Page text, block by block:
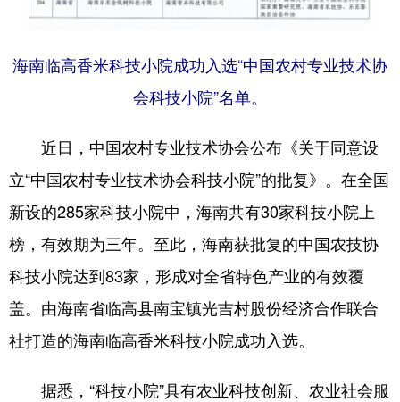
海南临高香米科技小院成功入选“中国农村专业技术协
会科技小院”名单。
近日，中国农村专业技术协会公布《关于同意设
立“中国农村专业技术协会科技小院”的批复》。在全国
新设的285家科技小院中，海南共有30家科技小院上
榜，有效期为三年。至此，海南获批复的中国农技协
科技小院达到83家，形成对全省特色产业的有效覆
盖。由海南省临高县南宝镇光吉村股份经济合作联合
社打造的海南临高香米科技小院成功入选。
据悉，“科技小院”具有农业科技创新、农业社会服